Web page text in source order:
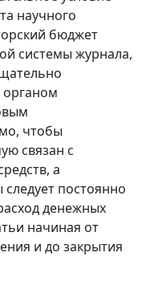
научного
бюджет
системы журнала,
чтобы
связан с
а
постоянно
денежных
начиная от
и до закрытия